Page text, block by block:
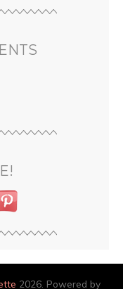
2026. Powered by